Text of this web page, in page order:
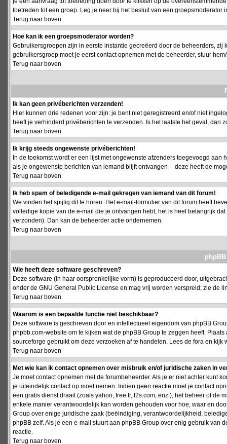
toetreden tot een groep. Leg je neer bij het besluit van een
Terug naar boven
Hoe kan ik een groepsmoderator worden?
Gebruikersgroepen zijn in eerste instantie gecreëerd door de beheerders,
gebruikersgroep moet je eerst contact opnemen met de beheerder, stuur
Terug naar boven
Ik kan geen privéberichten verzenden!
Hier kunnen drie redenen voor zijn: je bent niet geregistreerd en/of niet
heeft je verhinderd privéberichten te verzenden. Is het laatste het geval, dan
Terug naar boven
Ik krijg steeds ongewenste privéberichten!
In de toekomst wordt er een lijst met ongewenste afzenders toegevoegd
als je ongewenste berichten van iemand blijft ontvangen -- deze heeft de
Terug naar boven
Ik heb spam of beledigende e-mail gekregen van iemand van dit forum!
We vinden het spijtig dit te horen. Het e-mail-formulier van dit forum heeft
volledige kopie van de e-mail die je ontvangen hebt, het is heel belangrijk
verzonden). Dan kan de beheerder actie ondernemen.
Terug naar boven
Wie heeft deze software geschreven?
Deze software (in haar oorspronkelijke vorm) is geproduceerd door,
onder de GNU General Public License en mag vrij worden verspreid; zie de
Terug naar boven
Waarom is een bepaalde functie niet beschikbaar?
Deze software is geschreven door en intellectueel eigendom van phpBB
phpbb.com-website om te kijken wat de phpBB Group te zeggen heeft.
sourceforge gebruikt om deze verzoeken af te handelen. Lees de fora en
Terug naar boven
Met wie kan ik contact opnemen over misbruik en/of juridische zaken in
Je moet contact opnemen met de forumbeheerder. Als je er niet achter kunt
je uiteindelijk contact op moet nemen. Indien geen reactie moet je contact
een gratis dienst draait (zoals yahoo, free.fr, f2s.com, enz.), het beheer of
enkele manier verantwoordelijk kan worden gehouden voor hoe, waar en
Group over enige juridische zaak (beëindiging, verantwoordelijkheid,
phpBB zelf. Als je een e-mail stuurt aan phpBB Group over enig gebruik
reactie.
Terug naar boven